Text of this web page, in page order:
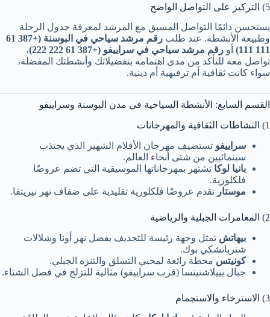
5) التركيز على التواصل الواضح
يستحسن دائمًا التواصل المسبق مع المرشد لمعرفة جدول الرحلة
وطبيعة الأنشطة. عند طلب
رقم مرشد سياحي في البوسنة (+387 61
111 111)
أو رقم مرشد سياحي في سراييفو (+387 61 222 222)
،
تواصل معه للتأكد من مدى اهتمامه بتفضيلاتك وأنشطتك المفضلة،
سواء كانت ثقافية أم ترفيهية أم دينية.
القسم السابع: الأنشطة السياحية في مدن البوسنة وسراييفو
1) النشاطات الثقافية والمهرجانات
سراييفو تستضيف مهرجان الأفلام الشهير الذي يجتذب
سينمائيين من شتى أنحاء العالم.
بانيا لوكا تشتهر بمهرجاناتها الموسيقية التي تضم عروضًا
فلكلورية.
موستار تقدم عروضًا فلكلورية تقليدية على ضفاف نهر نيريتفا.
2) المغامرات الجبلية والرياضية
بيهاتش تمثل وجهة رئيسة للتجديف بفضل نهر أونا وشلالات
شترباتشكي بوك.
كونيتس محطة رائعة لمحبي التسلق والتنزه الجبلي.
جبال بييلاشنيتسا (قرب سراييفو) مثالية للتزلج في فصل الشتاء.
3) الاسترخاء والاستجمام